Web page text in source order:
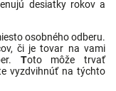
desiatky rokov a
osobného odberu.
či je tovar na vami
Toto môže trvať
vyzdvihnúť na týchto